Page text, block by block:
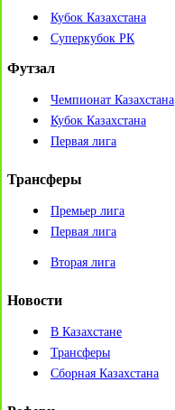
Кубок Казахстана
Суперкубок РК
Футзал
Чемпионат Казахстана
Кубок Казахстана
Первая лига
Трансферы
Премьер лига
Первая лига
Вторая лига
Новости
В Казахстане
Трансферы
Сборная Казахстана